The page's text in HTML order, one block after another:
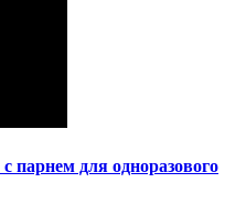
парнем для одноразового